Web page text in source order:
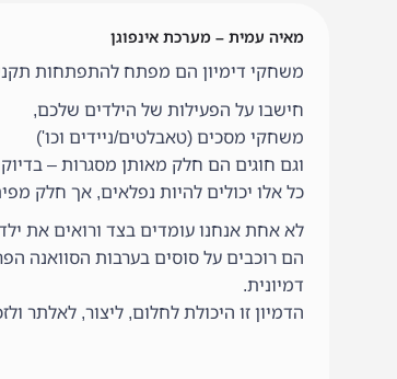
מאיה עמית – מערכת אינפוגן
משחקי דימיון הם מפתח להתפתחות
חישבו על הפעילות של הילדים שלכם,
משחקי מסכים (טאבלטים/ניידים וכו')
וגם חוגים הם חלק מאותן מסגרות –
כל אלו יכולים להיות נפלאים, אך חלק
לא אחת אנחנו עומדים בצד ורואים את
הם רוכבים על סוסים בערבות הסוואנה
דמיונית.
הדמיון זו היכולת לחלום, ליצור, לאלתר